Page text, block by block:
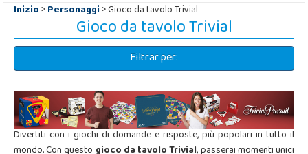
Inizio>Personaggi> Gioco da tavolo Trivial
Gioco da tavolo Trivial
Filtrar per:
Divertiti con i giochi di domande e risposte, più popolari in tutto il